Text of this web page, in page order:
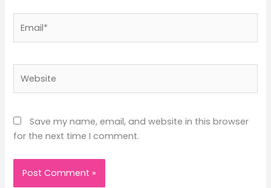
Save my name, email, and website in this browser
for the next time I comment.